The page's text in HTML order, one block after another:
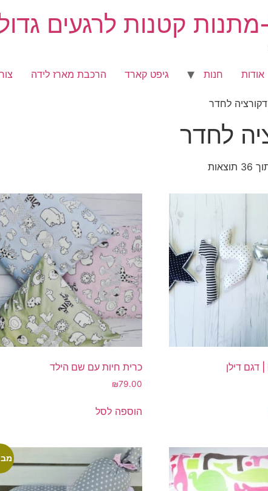
קטנות לרגעים
אודות חנות גיפט קארד הרכבת מארז לידה
לחדר
לחדר
דגם דילן כרית חיות עם שם הילד
₪79.00
הוספה לסל